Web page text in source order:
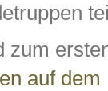
zum
auf